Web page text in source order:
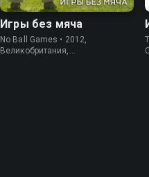
Игры без мяча
No Ball Games • 2012,
Великобритания,